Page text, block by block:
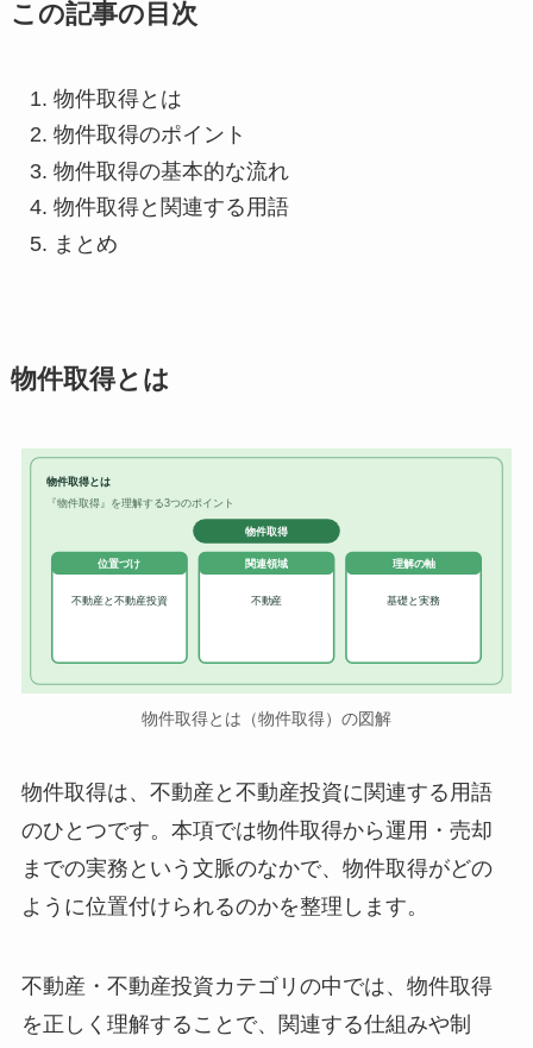
この記事の目次
物件取得とは
物件取得のポイント
物件取得の基本的な流れ
物件取得と関連する用語
まとめ
物件取得とは
物件取得とは
『物件取得』を理解する3つのポイント
物件取得
位置づけ
不動産と不動産投資
関連領域
不動産
理解の軸
基礎と実務
物件取得とは（物件取得）の図解
物件取得は、不動産と不動産投資に関連する用語
のひとつです。本項では物件取得から運用・売却
までの実務という文脈のなかで、物件取得がどの
ように位置付けられるのかを整理します。
不動産・不動産投資カテゴリの中では、物件取得
を正しく理解することで、関連する仕組みや制